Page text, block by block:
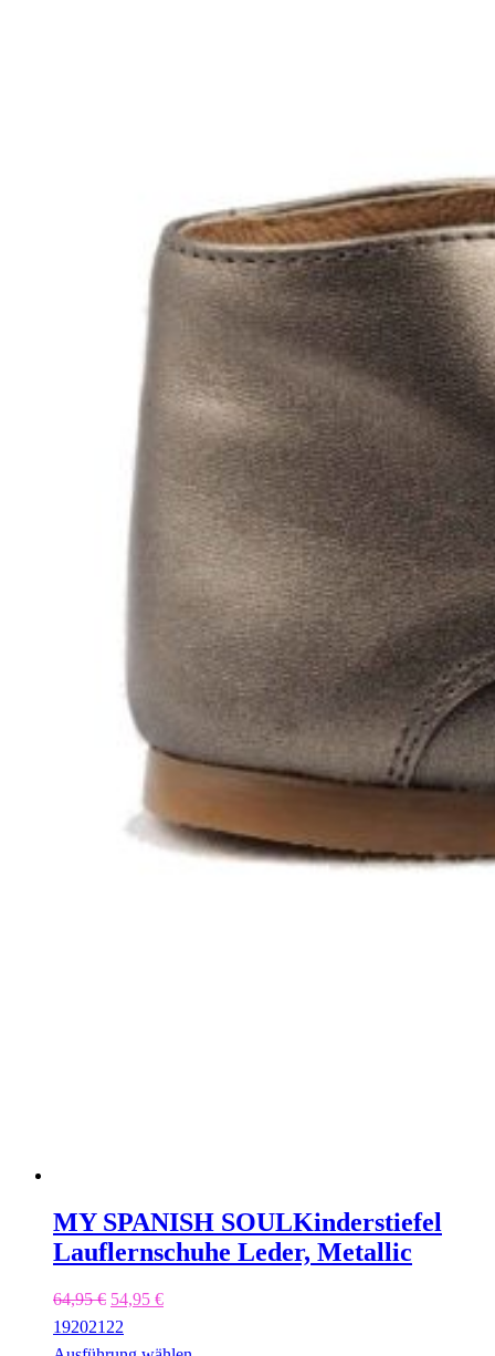
MY SPANISH SOULKinderstiefel
Lauflernschuhe Leder, Metallic
64,95€ Ursprünglicher
Preis
war:
54,95 €Aktueller
192021 22